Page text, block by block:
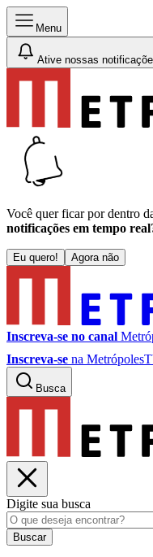
Menu
Ative nossas
Você quer ficar por dentro
notificações em tempo
Eu quero! Agora não
Inscreva-se no canal
Inscreva-se na
Busca
Digite sua busca
Buscar